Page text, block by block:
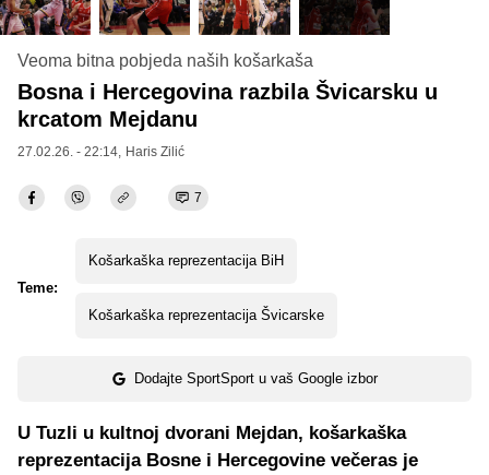
Veoma bitna pobjeda naših košarkaša
Bosna i Hercegovina razbila Švicarsku u
krcatom Mejdanu
27.02.26. - 22:14, Haris Zilić
7
Teme:
Košarkaška reprezentacija BiH
Košarkaška reprezentacija Švicarske
Dodajte SportSport u vaš Google izbor
U Tuzli u kultnoj dvorani Mejdan, košarkaška
reprezentacija Bosne i Hercegovine večeras je